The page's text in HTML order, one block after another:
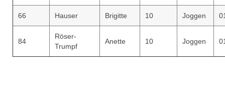
66 Hauser Brigitte 10 Joggen
84
Röser-
Trumpf
Anette 10 Joggen